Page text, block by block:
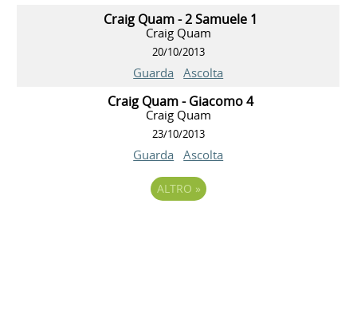
Craig Quam - 2 Samuele 1
Craig Quam
20/10/2013
Guarda Ascolta
Craig Quam - Giacomo 4
Craig Quam
23/10/2013
Guarda Ascolta
ALTRO »